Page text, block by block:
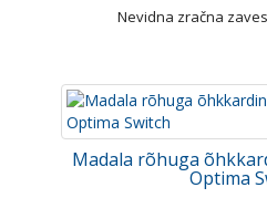
Nevidna zračna
Madala rõhuga
Optima